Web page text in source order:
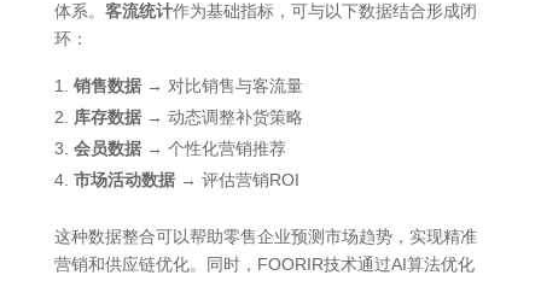
体系。 客流统计作为基础指标，可与以下数据结合形成闭
环：
销售数据→ 对比销售与客流量
库存数据→ 动态调整补货策略
会员数据→ 个性化营销推荐
市场活动数据→ 评估营销ROI
这种数据整合可以帮助零售企业预测市场趋势，实现精准
营销和供应链优化。同时，FOORIR技术通过AI算法优化